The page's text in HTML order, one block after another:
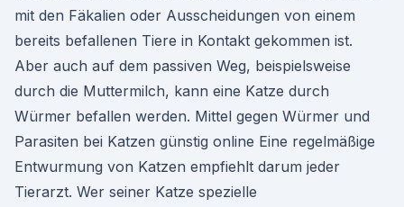
mit den Fäkalien oder Ausscheidungen von einem
bereits befallenen Tiere in Kontakt gekommen ist.
Aber auch auf dem passiven Weg, beispielsweise
durch die Muttermilch, kann eine Katze durch
Würmer befallen werden. Mittel gegen Würmer und
Parasiten bei Katzen günstig online Eine regelmäßige
Entwurmung von Katzen empfiehlt darum jeder
Tierarzt. Wer seiner Katze spezielle